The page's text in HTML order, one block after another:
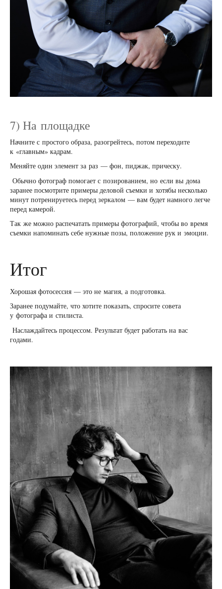
7) На площадке
Начните с простого образа, разогрейтесь, потом переходите
к «главным» кадрам.
Меняйте один элемент за раз — фон, пиджак, прическу.
Обычно фотограф помогает с позированием, но если вы дома
заранее посмотрите примеры деловой съемки и хотябы несколько
минут потренируетесь перед зеркалом — вам будет намного легче
перед камерой.
Так же можно распечатать примеры фотографий, чтобы во время
съемки напоминать себе нужные позы, положение рук и эмоции.
Итог
Хорошая фотосессия — это не магия, а подготовка.
Заранее подумайте, что хотите показать, спросите совета
у фотографа и стилиста.
Наслаждайтесь процессом. Результат будет работать на вас
годами.